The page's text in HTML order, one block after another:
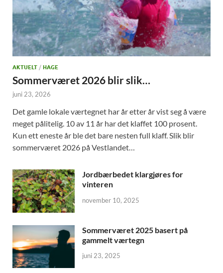
AKTUELT / HAGE
Sommerværet 2026 blir slik…
juni 23, 2026
Det gamle lokale værtegnet har år etter år vist seg å være
meget pålitelig. 10 av 11 år har det klaffet 100 prosent.
Kun ett eneste år ble det bare nesten full klaff. Slik blir
sommerværet 2026 på Vestlandet…
Jordbærbedet klargjøres for
vinteren
november 10, 2025
Sommerværet 2025 basert på
gammelt værtegn
juni 23, 2025